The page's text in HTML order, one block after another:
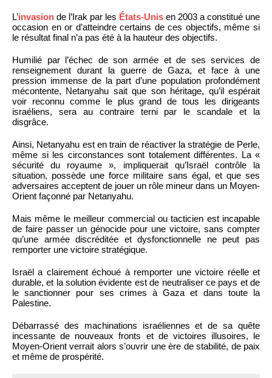
L’invasion de l’Irak par les États-Unis en 2003 a constitué une
occasion en or d’atteindre certains de ces objectifs, même si
le résultat final n’a pas été à la hauteur des objectifs.
Humilié par l’échec de son armée et de ses services de
renseignement durant la guerre de Gaza, et face à une
pression immense de la part d’une population profondément
mécontente, Netanyahu sait que son héritage, qu’il espérait
voir reconnu comme le plus grand de tous les dirigeants
israéliens, sera au contraire terni par le scandale et la
disgrâce.
Ainsi, Netanyahu est en train de réactiver la stratégie de Perle,
même si les circonstances sont totalement différentes. La «
sécurité du royaume », impliquerait qu’Israël contrôle la
situation, possède une force militaire sans égal, et que ses
adversaires acceptent de jouer un rôle mineur dans un Moyen-
Orient façonné par Netanyahu.
Mais même le meilleur commercial ou tacticien est incapable
de faire passer un génocide pour une victoire, sans compter
qu’une armée discréditée et dysfonctionnelle ne peut pas
remporter une victoire stratégique.
Israël a clairement échoué à remporter une victoire réelle et
durable, et la solution évidente est de neutraliser ce pays et de
le sanctionner pour ses crimes à Gaza et dans toute la
Palestine.
Débarrassé des machinations israéliennes et de sa quête
incessante de nouveaux fronts et de victoires illusoires, le
Moyen-Orient verrait alors s’ouvrir une ère de stabilité, de paix
et même de prospérité.